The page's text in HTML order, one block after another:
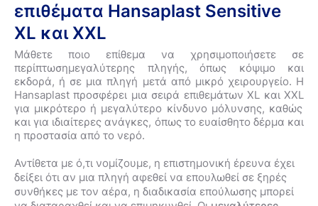
επιθέματα Hansaplast Sensitive
XL και XXL
Μάθετε ποιο επίθεμα να χρησιμοποιήσετε σε
περίπτωσημεγαλύτερης πληγής, όπως κόψιμο και
εκδορά, ή σε μια πληγή μετά από μικρό χειρουργείο. Η
Hansaplast προσφέρει μια σειρά επιθεμάτωνXL καιXXL
για μικρότερο ή μεγαλύτερο κίνδυνο μόλυνσης, καθώς
και για ιδιαίτερες ανάγκες, όπως το ευαίσθητο δέρμα και
η προστασία από το νερό.
Αντίθετα με ό,τι νομίζουμε, η επιστημονική έρευνα έχει
δείξει ότι αν μια πληγή αφεθεί να επουλωθεί σε ξηρές
συνθήκες με τον αέρα, η διαδικασία επούλωσης μπορεί